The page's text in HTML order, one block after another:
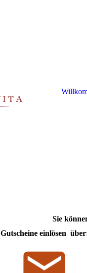
Sie
Gutscheine einlösen